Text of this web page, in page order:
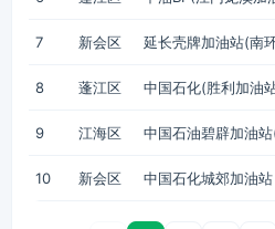
7 新会区 延长壳牌加油站(南
8 蓬江区 中国石化(胜利加油
9 江海区 中国石油碧辟加油
10 新会区 中国石化城郊加油站